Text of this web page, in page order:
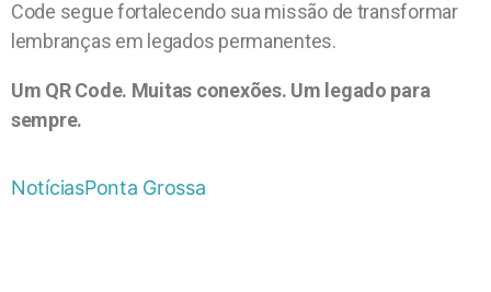
Code segue fortalecendo sua missão de transformar
lembranças em legados permanentes.
Um QR Code. Muitas conexões. Um legado para
sempre.
NotíciasPonta Grossa